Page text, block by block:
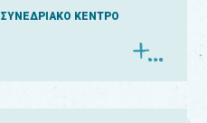
ΣΥΝΕΔΡΙΑΚΟ ΚΕΝΤΡΟ